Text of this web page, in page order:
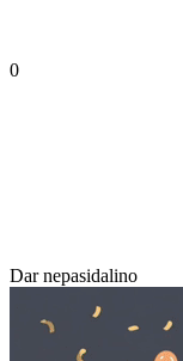
0
Dar nepasidalino